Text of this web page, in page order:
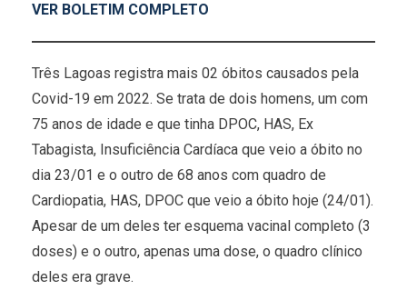
VER BOLETIM COMPLETO
Três Lagoas registra mais 02 óbitos causados pela
Covid-19 em 2022. Se trata de dois homens, um com
75 anos de idade e que tinha DPOC, HAS, Ex
Tabagista, Insuficiência Cardíaca que veio a óbito no
dia 23/01 e o outro de 68 anos com quadro de
Cardiopatia, HAS, DPOC que veio a óbito hoje (24/01).
Apesar de um deles ter esquema vacinal completo (3
doses) e o outro, apenas uma dose, o quadro clínico
deles era grave.